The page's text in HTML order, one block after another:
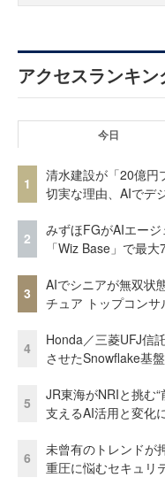
アクセスランキン
今日
1
清水建設が「20億円
切実な理由、AIでデ
2
みずほFGがAIエー
「Wiz Base」で最
3
AIでシニアが無双状
チュア トップコンサ
4
Honda／三菱UFJ信
させたSnowflake基
5
JR東海がNRIと挑む
支えるAI活用と変化
6
未曾有のトレンドが
重圧に悩むセキュリ